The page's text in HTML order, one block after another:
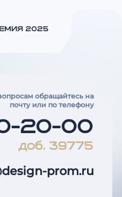
2025
обращайтесь на
почту или по телефону
20-00
доб. 39775
prom.ru